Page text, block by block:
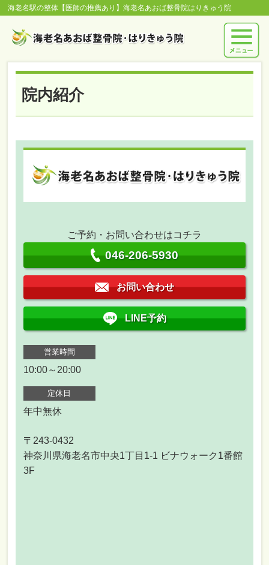
海老名駅の整体【医師の推薦あり】海老名あおば整骨院はりきゅう院
院内紹介
ご予約・お問い合わせはコチラ
046-206-5930
お問い合わせ
LINE予約
営業時間
10:00～20:00
定休日
年中無休
〒243-0432
神奈川県海老名市中央1丁目1-1 ビナウォーク1番館
3F